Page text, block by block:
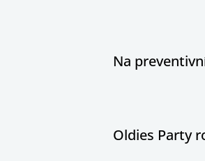
Na
Oldies Party